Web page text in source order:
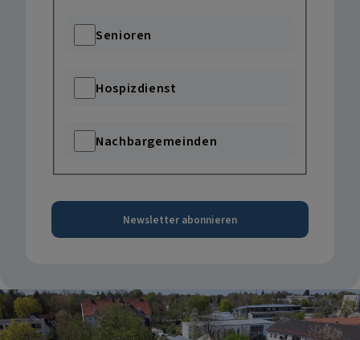
Senioren
Hospizdienst
Nachbargemeinden
Newsletter abonnieren